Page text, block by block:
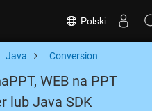
Polski
Java Conversion
WEB na PPT
lub Java SDK